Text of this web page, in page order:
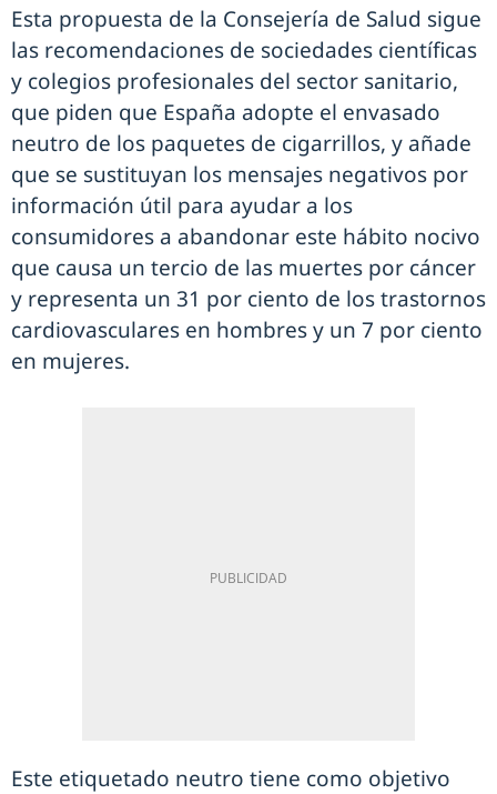
Esta propuesta de la Consejería de Salud sigue
las recomendaciones de sociedades científicas
y colegios profesionales del sector sanitario,
que piden que España adopte el envasado
neutro de los paquetes de cigarrillos, y añade
que se sustituyan los mensajes negativos por
información útil para ayudar a los
consumidores a abandonar este hábito nocivo
que causa un tercio de las muertes por cáncer
y representa un 31 por ciento de los trastornos
cardiovasculares en hombres y un 7 por ciento
en mujeres.
Este etiquetado neutro tiene como objetivo